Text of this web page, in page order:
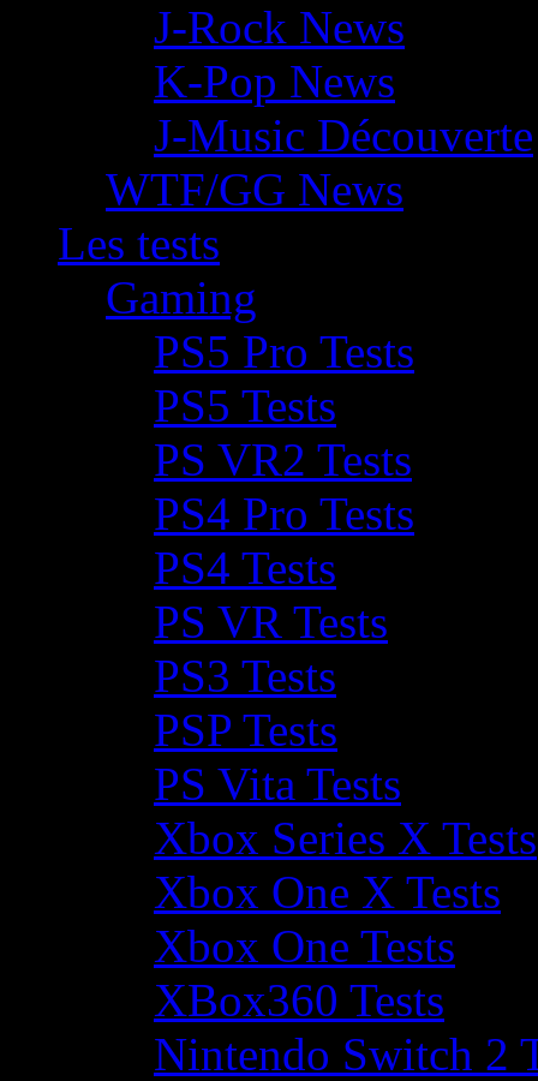
J-Rock News
K-Pop News
J-Music Découverte
WTF/GG News
Les tests
Gaming
PS5 Pro Tests
PS5 Tests
PS VR2 Tests
PS4 Pro Tests
PS4 Tests
PS VR Tests
PS3 Tests
PSP Tests
PS Vita Tests
Xbox Series X Tests
Xbox One X Tests
Xbox One Tests
XBox360 Tests
Nintendo Switch 2